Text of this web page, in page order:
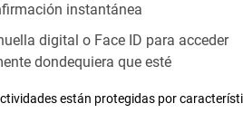
instantánea
digital o Face ID para acceder
dondequiera que esté
están protegidas por
No Tienen Garantía